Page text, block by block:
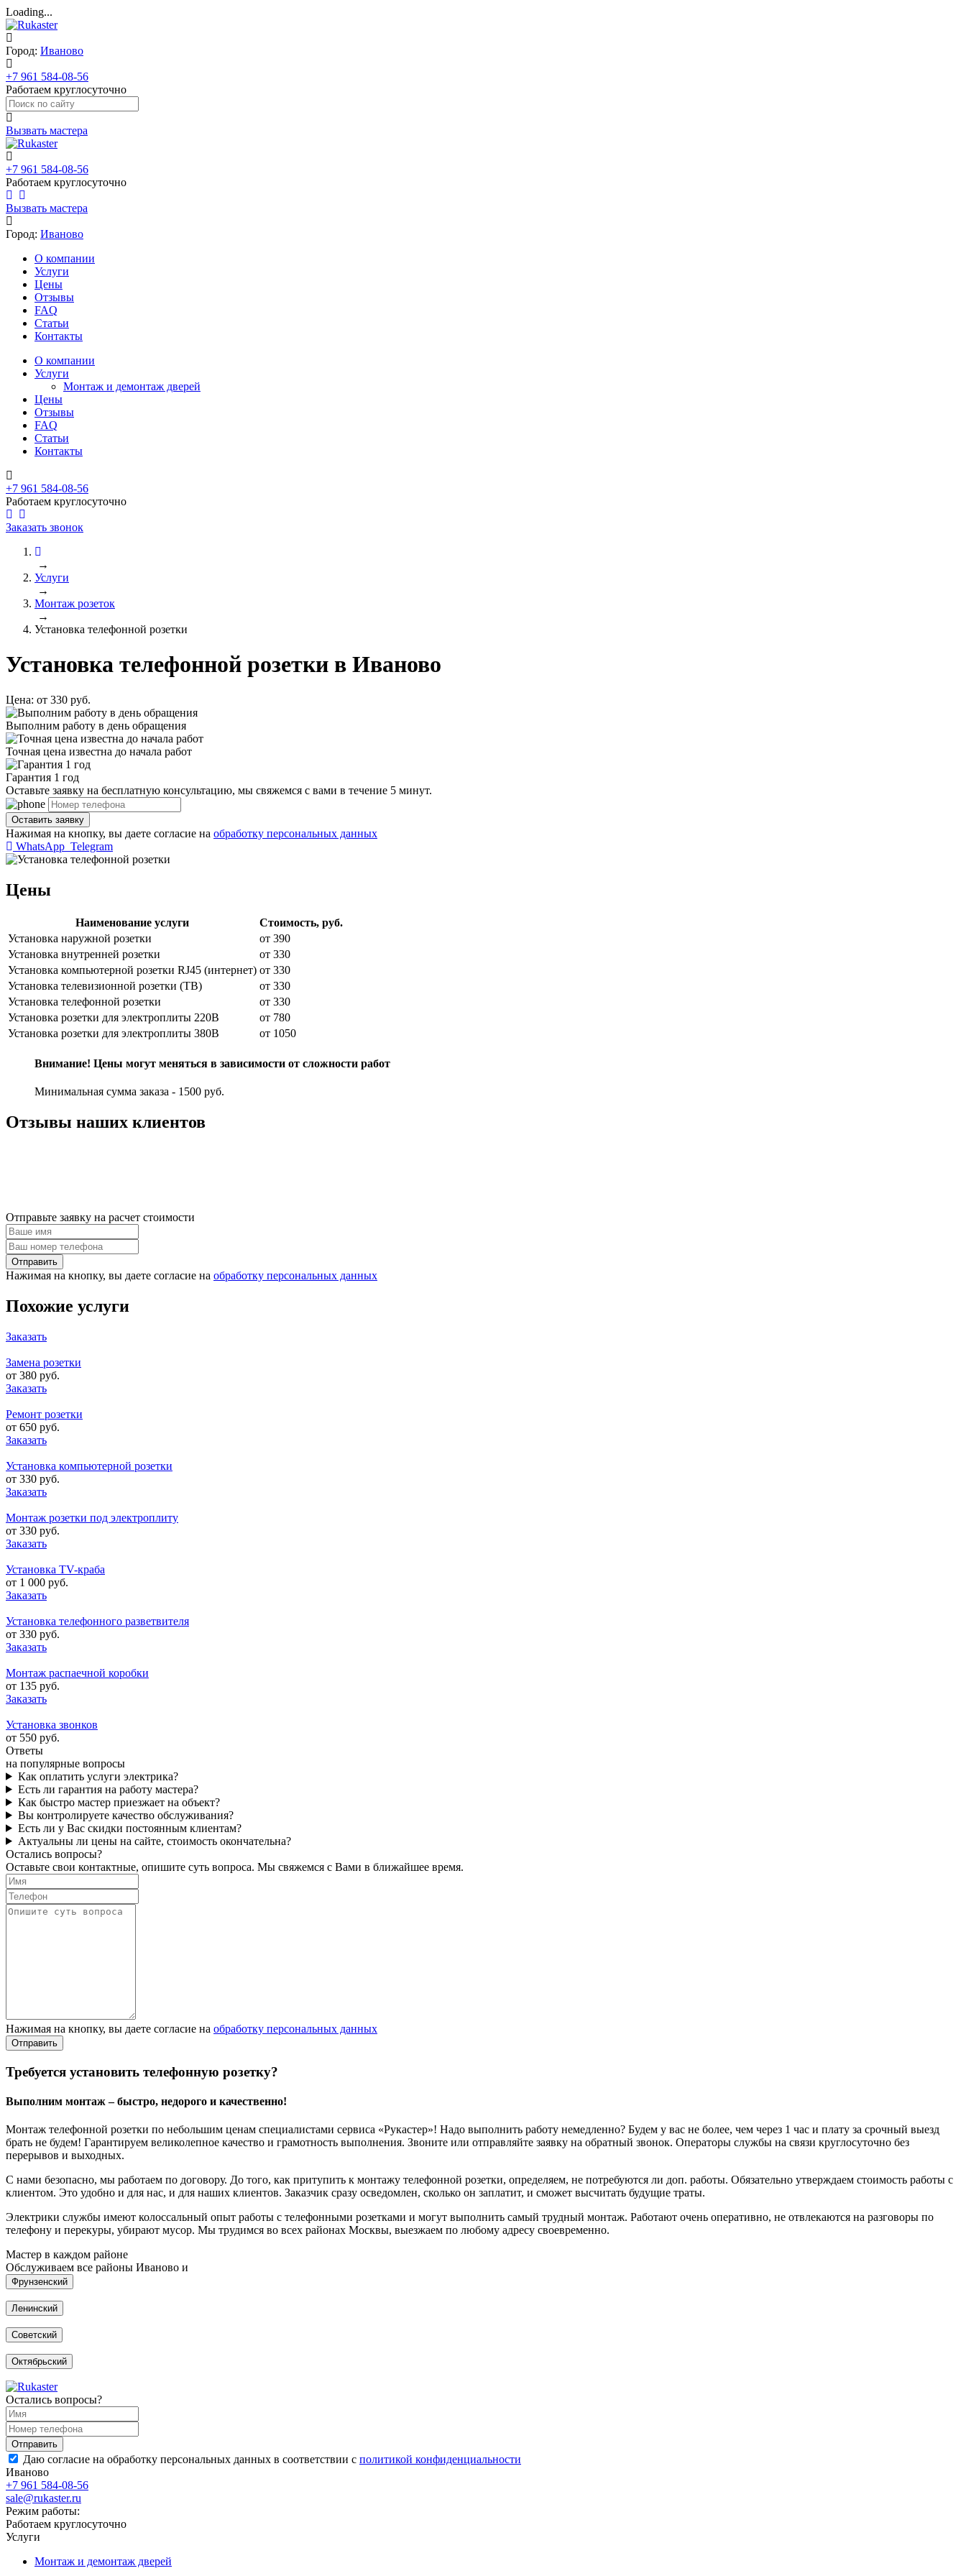
Loading...
Город: Иваново
+7 961 584-08-56
Работаем круглосуточно
Вызвать мастера
+7 961 584-08-56
Работаем круглосуточно
Вызвать мастера
Город: Иваново
О компании
Услуги
Цены
Отзывы
FAQ
Статьи
Контакты
О компании
Услуги
Монтаж и демонтаж дверей
Цены
Отзывы
FAQ
Статьи
Контакты
+7 961 584-08-56
Работаем круглосуточно
Заказать звонок
→
Услуги
→
Монтаж розеток
→
Установка телефонной розетки
Установка телефонной розетки в Иваново
Цена: от 330 руб.
Выполним работу в день обращения
Точная цена известна до начала работ
Гарантия 1 год
Оставьте заявку на бесплатную консультацию, мы свяжемся с вами в течение 5 минут.
Нажимая на кнопку, вы даете согласие на обработку персональных данных
WhatsApp Telegram
Цены
Наименование услуги
Стоимость, руб.
Установка наружной розетки
от 390
Установка внутренней розетки
от 330
Установка компьютерной розетки RJ45 (интернет) от 330
Установка телевизионной розетки (ТВ)
от 330
Установка телефонной розетки
от 330
Установка розетки для электроплиты 220В
от 780
Установка розетки для электроплиты 380В
от 1050
Внимание! Цены могут меняться в зависимости от сложности работ
Минимальная сумма заказа - 1500 руб.
Отзывы наших клиентов
Отправьте заявку на расчет стоимости
Нажимая на кнопку, вы даете согласие на обработку персональных данных
Похожие услуги
Заказать
Замена розетки
от 380 руб.
Заказать
Ремонт розетки
от 650 руб.
Заказать
Установка компьютерной розетки
от 330 руб.
Заказать
Монтаж розетки под электроплиту
от 330 руб.
Заказать
Установка TV-краба
от 1 000 руб.
Заказать
Установка телефонного разветвителя
от 330 руб.
Заказать
Монтаж распаечной коробки
от 135 руб.
Заказать
Установка звонков
от 550 руб.
Ответы
на популярные вопросы
Как оплатить услуги электрика?
Есть ли гарантия на работу мастера?
Как быстро мастер приезжает на объект?
Вы контролируете качество обслуживания?
Есть ли у Вас скидки постоянным клиентам?
Актуальны ли цены на сайте, стоимость окончательна?
Остались вопросы?
Оставьте свои контактные, опишите суть вопроса. Мы свяжемся с Вами в ближайшее время.
Нажимая на кнопку, вы даете согласие на обработку персональных данных
Требуется установить телефонную розетку?
Выполним монтаж – быстро, недорого и качественно!
Монтаж телефонной розетки по небольшим ценам специалистами сервиса «Рукастер»! Надо выполнить работу немедленно? Будем у вас не более, чем через 1 час и плату за срочный выезд
брать не будем! Гарантируем великолепное качество и грамотность выполнения. Звоните или отправляйте заявку на обратный звонок. Операторы службы на связи круглосуточно без
перерывов и выходных.
С нами безопасно, мы работаем по договору. До того, как притупить к монтажу телефонной розетки, определяем, не потребуются ли доп. работы. Обязательно утверждаем стоимость работы с
клиентом. Это удобно и для нас, и для наших клиентов. Заказчик сразу осведомлен, сколько он заплатит, и сможет высчитать будущие траты.
Электрики службы имеют колоссальный опыт работы с телефонными розетками и могут выполнить самый трудный монтаж. Работают очень оперативно, не отвлекаются на разговоры по
телефону и перекуры, убирают мусор. Мы трудимся во всех районах Москвы, выезжаем по любому адресу своевременно.
Мастер в каждом районе
Обслуживаем все районы Иваново и
Фрунзенский
Ленинский
Советский
Октябрьский
Остались вопросы?
Даю согласие на обработку персональных данных в соответствии с политикой конфиденциальности
Иваново
+7 961 584-08-56
sale@rukaster.ru
Режим работы:
Работаем круглосуточно
Услуги
Монтаж и демонтаж дверей